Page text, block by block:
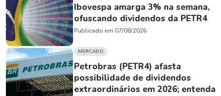
Ibovespa amarga 3% na semana,
ofuscando dividendos da PETR4
Publicado em 07/08/2026
MERCADO
Petrobras (PETR4) afasta
possibilidade de dividendos
extraordinários em 2026; entenda